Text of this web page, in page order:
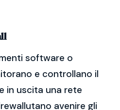
software o
e controllano il
in uscita una rete
avenire gli